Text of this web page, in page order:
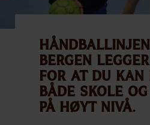
Håndballinjen
Bergen
for at du kan
både skole
på høyt nivå.